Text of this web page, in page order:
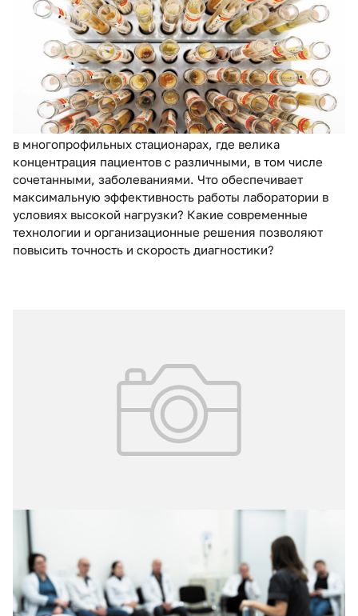
многопрофильного городского
стационара
В современной системе здравоохранения
своевременная и точная диагностика остается
фундаментом успешного лечения. Особую значимость
клинико-диагностические исследования приобретают
в многопрофильных стационарах, где велика
концентрация пациентов с различными, в том числе
сочетанными, заболеваниями. Что обеспечивает
максимальную эффективность работы лаборатории в
условиях высокой нагрузки? Какие современные
технологии и организационные решения позволяют
повысить точность и скорость диагностики?
16.07.2026
Формирование кадрового потенциала
лабораторных специалистов для
стационаров Москвы